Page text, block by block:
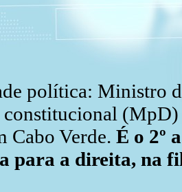
política: Ministro
Cabo Verde. É o 2º
para a direita, na